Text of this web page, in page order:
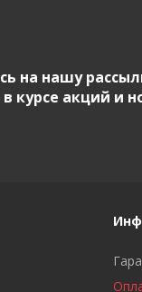
на нашу
курсе акций и